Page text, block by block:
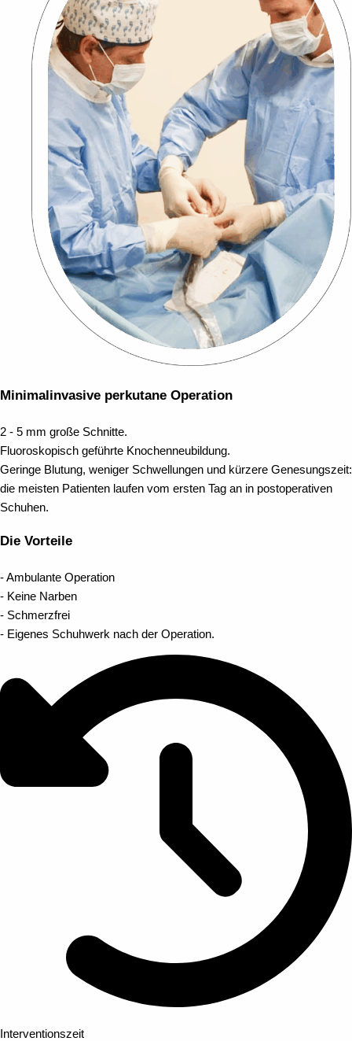
Minimalinvasive perkutane Operation
2 - 5 mm große Schnitte.
Fluoroskopisch geführte Knochenneubildung.
Geringe Blutung, weniger Schwellungen und kürzere Genesungszeit:
die meisten Patienten laufen vom ersten Tag an in postoperativen
Schuhen.
Die Vorteile
- Ambulante Operation
- Keine Narben
- Schmerzfrei
- Eigenes Schuhwerk nach der Operation.
Interventionszeit